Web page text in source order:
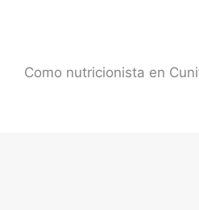
Como nutricionista en